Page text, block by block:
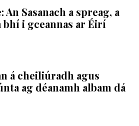
An Sasanach a spreag, a
bhí i gceannas ar Éirí
á cheiliúradh agus
ag déanamh albam dá